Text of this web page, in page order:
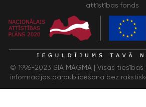
attīstības fonds
© 1996-2023 SIA MAGMA | Visas tiesības
informācijas pārpublicēšana bez